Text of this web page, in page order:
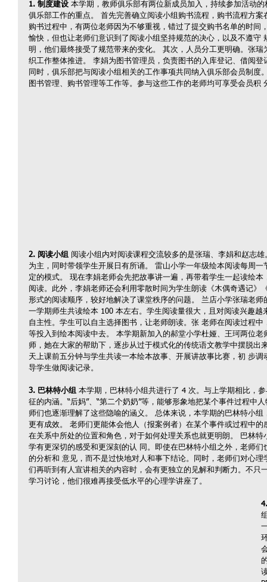
1. 制度建设 本学期，教师俱乐部有两位新成员加入，持续参加活动
俱乐部工作的重点。 首先完善确立阅读小组购书流程，购书流程方
购书过程中，有两位老师因为不够重视，错过了提交购书名单的时间
愉快，但也让老师们意识到了阅读小组坚持规范的决心，以及不遵守
明，他们最终接受了规范带来的变化。 其次，人员分工更明确。张
织工作整体推进。 李娟为图书管理员，负责图书的入库登记、借阅
同时，俱乐部把与阅读小组相关的工作事项共同纳入俱乐部会员制度
图书管理、购书管理等工作等。参与这些工作的老师均可享受会员积
2. 阅读小组 阅读小组内对阅读课程交流较多的是张瑞、李娟和赵志
为主，同时带领学生开展日有所诵。 雷山小学一年级绘本阅读每周
定的模式。 现在李娟老师会先把故事讲一遍，再带着学生一起读绘
阅读。此外，李娟老师还会利用零散时间为学生朗读《木偶奇遇记》
形式的阅读顺序，较好地解决了课堂秩序的问题。 兰店小学张瑞老
一学期师生共读绘本 100 本左右。学生阅读量很大，且对阅读兴趣
自主性。学生可以自主选择图书，让老师朗读。张 老师在阅读过程
等投入到绘本阅读中去。 本学期新加入的郝堂小学杜娅、王珂两位
师，她在大家的帮助下，逐步从过于模式化的传统语文教学中摆脱出
天上课前五分钟与学生共读一本绘本故事、开展讲故事比赛，初 步
导学生做阅读记录。
3. 巴林特小组 本学期，巴林特小组共进行了 4 次。与上学期相比，
征的内涵。“后妈”、“第二个奶奶”等，能够形象地把某个事件过程中
师们也逐渐理解了这些隐喻的涵义。 总体来说，本学期的巴林特小
更有成效。 老师们更能体会他人（报案例者）在某个事件或过程中
在关系中所处的位置和角色，对于如何处理关系也就更明朗。 巴林
学有更深切的感受和更深刻的认 同。即使在巴林特小组之外，老师
的分析和 意见，而不是过快地对人和事下结论。同时，老师们对心
们再听到有人宣讲相关的内容时，会有更独立的见解和判断力。不只
学习讨论，他们很难再接受低水平的心理学讲座了。